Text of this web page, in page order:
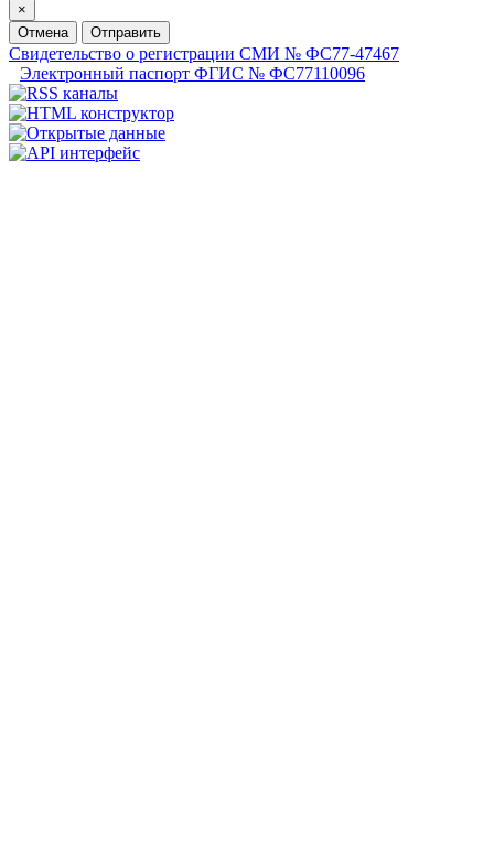
×
Отмена
Отправить
Свидетельство о регистрации СМИ № ФС77-47467
Электронный паспорт ФГИС № ФС77110096